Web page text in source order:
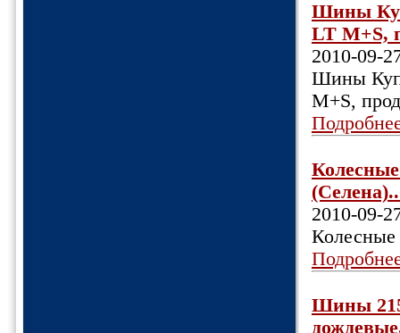
Шины
LT M+S,
2010-09-
Шины
M+S,
2010-09-
Колесные
Шины